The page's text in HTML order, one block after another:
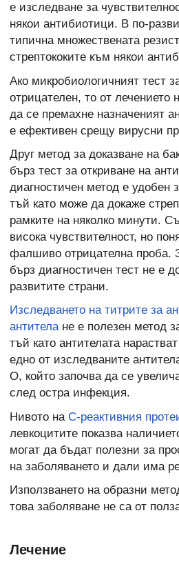
е изследване за
някои антибиотици. В по-
типична множествената
стрептококите към някои
Ако микробиологичният тест
отрицателен, то от лечението
да се премахне назначеният
е ефективен срещу вирусни
Друг метод за доказване на
бърз тест за откриване на
диагностичен метод е удобен
тъй като може да докаже
рамките на няколко минути.
висока чувствителност, но
фалшиво отрицателна проба.
бърз диагностичен тест не е
развитите страни.
Изследването на титрите за
антителане е полезен метод
тъй като антителата
едно от изследваните
О, който започва да се
след остра инфекция.
Нивото на С-реактивния
левкоцитите показва
могат да бъдат полезни за
на заболяването и дали има
Използването на образни
това заболяване не са от
Лечение